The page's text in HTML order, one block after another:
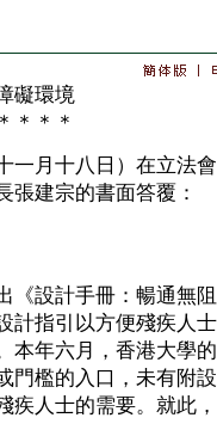
礙環境
＊＊＊
月十八日）在立法會
張建宗的書面答覆：
設計手冊：暢通無阻
計指引以方便殘疾人
本年六月，香港大學
門檻的入口，未有附
疾人士的需要。就此